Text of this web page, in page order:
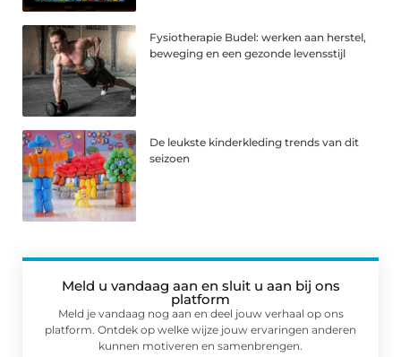
Fysiotherapie Budel: werken aan herstel,
beweging en een gezonde levensstijl
De leukste kinderkleding trends van dit
seizoen
Meld u vandaag aan en sluit u aan bij ons
platform
Meld je vandaag nog aan en deel jouw verhaal op ons
platform. Ontdek op welke wijze jouw ervaringen anderen
kunnen motiveren en samenbrengen.